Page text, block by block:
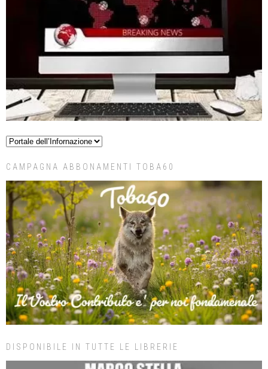
CAMPAGNA ABBONAMENTI TOBA60
DISPONIBILE IN TUTTE LE LIBRERIE